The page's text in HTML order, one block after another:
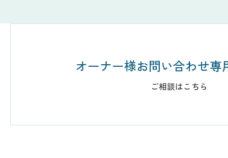
オーナー様お問い合わせ専
ご相談はこちら